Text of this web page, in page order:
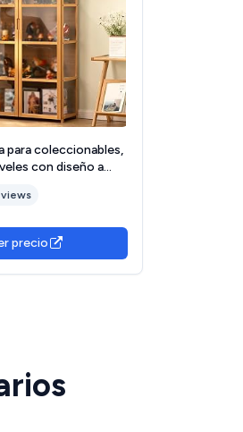
para coleccionables,
con diseño a
armario de
pie para sala de
precio